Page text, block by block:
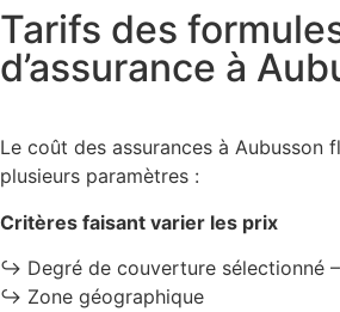
Tarifs des
d’assurance à
Le coût des assurances à Aubusson
plusieurs paramètres :
Critères faisant varier les prix
↪️ Degré de couverture sélectionné
↪️ Zone géographique